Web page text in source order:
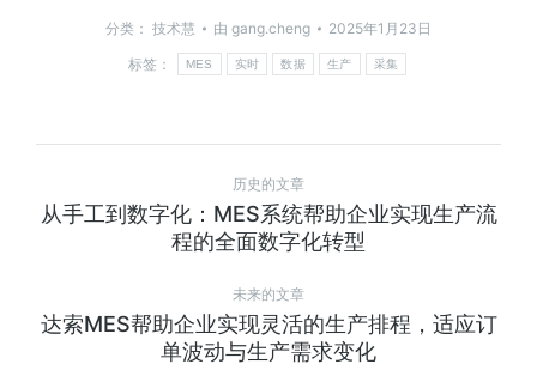
分类： 技术慧 由 gang.cheng
2025年1月23日
标签：
MES 实时 数据 生产 采集
历史的文章
从手工到数字化：MES系统帮助企业实现生产流
程的全面数字化转型
未来的文章
达索MES帮助企业实现灵活的生产排程，适应订
单波动与生产需求变化